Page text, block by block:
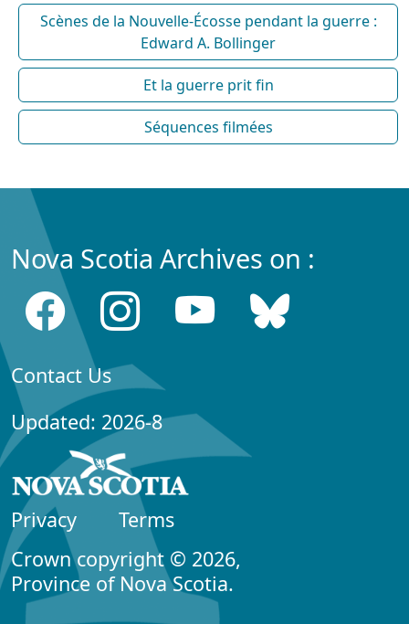
Scènes de la Nouvelle-Écosse pendant la guerre :
Edward A. Bollinger
Et la guerre prit fin
Séquences filmées
Nova Scotia Archives on :
Contact Us
Updated: 2026-8
Privacy
Terms
Crown copyright © 2026,
Province of Nova Scotia.